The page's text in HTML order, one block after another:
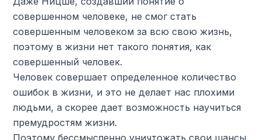
совершенном человеке, не смог стать
совершенным человеком за всю свою жизнь,
поэтому в жизни нет такого понятия, как
совершенный человек.
Человек совершает определенное количество
ошибок в жизни, и это не делает нас плохими
людьми, а скорее дает возможность научиться
премудростям жизни.